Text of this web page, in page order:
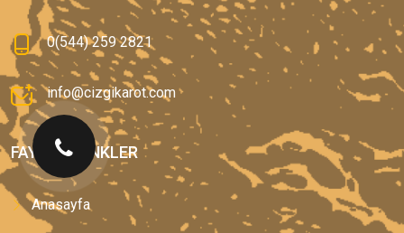
0(544) 259 2821
info@cizgikarot.com
FAYDALI LINKLER
Anasayfa